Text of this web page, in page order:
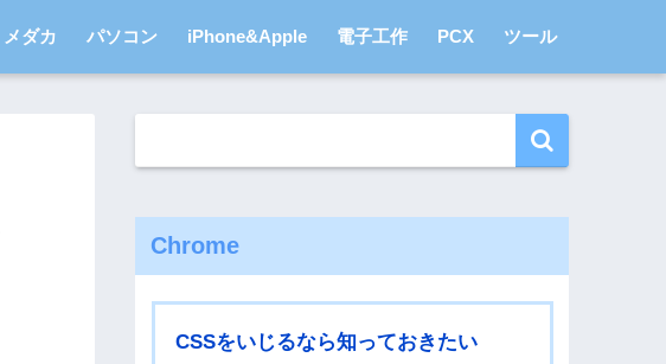
メダカ パソコン iPhone&Apple 電子工作 PCX ツール
Chrome
CSSをいじるなら知っておきたい